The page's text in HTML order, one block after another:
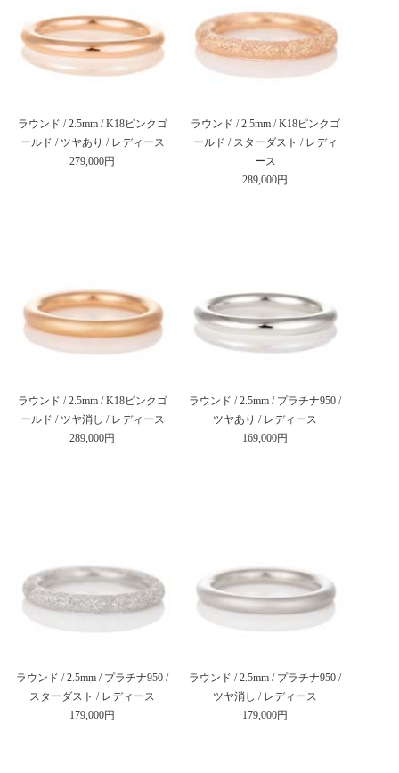
ラウンド / 2.5mm / K18ピンクゴ
ールド / ツヤあり / レディース
279,000円
ラウンド / 2.5mm / K18ピンクゴ
ールド / スターダスト / レディ
ース
289,000円
ラウンド / 2.5mm / K18ピンクゴ
ールド / ツヤ消し / レディース
289,000円
ラウンド / 2.5mm / プラチナ950 /
ツヤあり / レディース
169,000円
ラウンド / 2.5mm / プラチナ950 /
スターダスト / レディース
179,000円
ラウンド / 2.5mm / プラチナ950 /
ツヤ消し / レディース
179,000円